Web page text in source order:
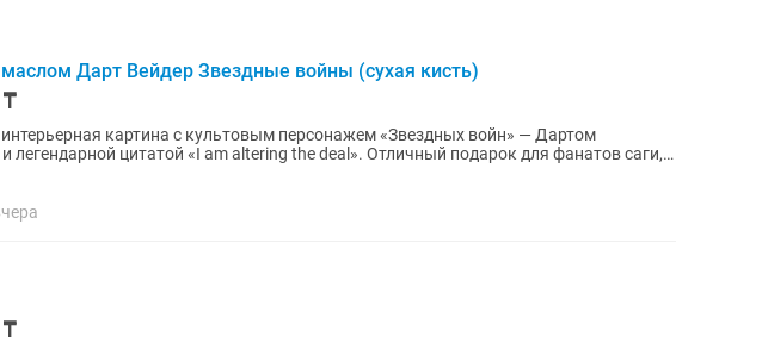
Дарт Вейдер Звездные войны (сухая кисть)
₸
картина с культовым персонажем «Звездных войн» — Дартом
цитатой «I am altering the deal». Отличный подарок для фанатов саги,
₸